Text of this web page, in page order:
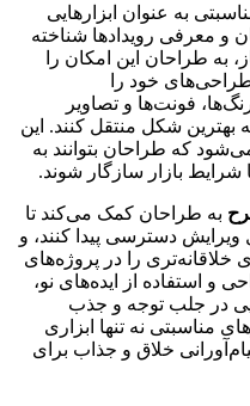
به عنوان ابزارهایی
و معرفی رویدادها شناخته
به طراحان این امکان را
خود را
فونت‌ها و تصاویر
بهترین شکل منتقل کنند. این
که طراحان بتوانند به
شرایط بازار سازگار شوند.
به طراحان کمک می‌کند تا
دسترسی پیدا کنند، و
خلاقانه‌تری را در پروژه‌های
و استفاده از ایده‌های نو،
در جلب توجه و جذب
مناسبتی نه تنها ابزاری
خلاق و جذاب برای